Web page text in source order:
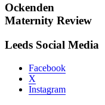
Ockenden
Maternity Review
Leeds Social Media
Facebook
X
Instagram